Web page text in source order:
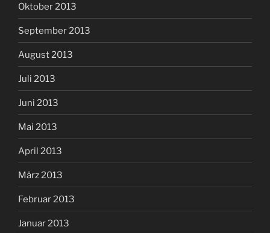
Oktober 2013
September 2013
August 2013
Juli 2013
Juni 2013
Mai 2013
April 2013
März 2013
Februar 2013
Januar 2013